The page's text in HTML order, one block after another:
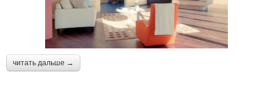
читать дальше →